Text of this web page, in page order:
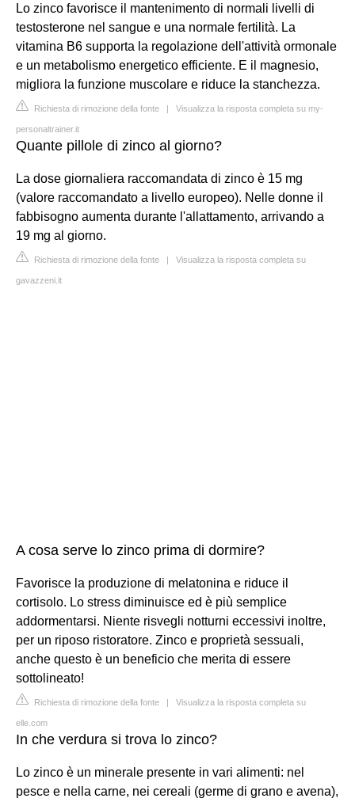
Lo zinco favorisce il mantenimento di normali livelli di
testosterone nel sangue e una normale fertilità. La
vitamina B6 supporta la regolazione dell'attività ormonale
e un metabolismo energetico efficiente. E il magnesio,
migliora la funzione muscolare e riduce la stanchezza.
Richiesta di rimozione della fonte | Visualizza la risposta completa su my-
personaltrainer.it
Quante pillole di zinco al giorno?
La dose giornaliera raccomandata di zinco è 15 mg
(valore raccomandato a livello europeo). Nelle donne il
fabbisogno aumenta durante l'allattamento, arrivando a
19 mg al giorno.
Richiesta di rimozione della fonte | Visualizza la risposta completa su
gavazzeni.it
A cosa serve lo zinco prima di dormire?
Favorisce la produzione di melatonina e riduce il
cortisolo. Lo stress diminuisce ed è più semplice
addormentarsi. Niente risvegli notturni eccessivi inoltre,
per un riposo ristoratore. Zinco e proprietà sessuali,
anche questo è un beneficio che merita di essere
sottolineato!
Richiesta di rimozione della fonte | Visualizza la risposta completa su
elle.com
In che verdura si trova lo zinco?
Lo zinco è un minerale presente in vari alimenti: nel
pesce e nella carne, nei cereali (germe di grano e avena),